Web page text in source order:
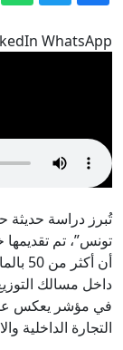
WhatsApp
تُبرز دراسة حديثة
تونس”، تم تقديمها
أن
داخل مسالك
في مؤشر يعكس عمق
التجارة الداخلية